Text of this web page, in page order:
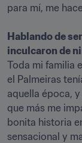
para mí, me
Hablando de
inculcaron de
Toda mi familia
el Palmeiras
aquella época,
que más me
bonita historia
sensacional y